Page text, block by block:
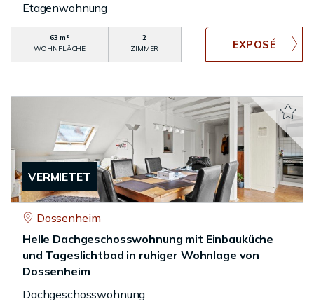
Etagenwohnung
63 m²
WOHNFLÄCHE
2
ZIMMER
VERMIETET
Dossenheim
Helle Dachgeschosswohnung mit Einbauküche
und Tageslichtbad in ruhiger Wohnlage von
Dossenheim
Dachgeschosswohnung